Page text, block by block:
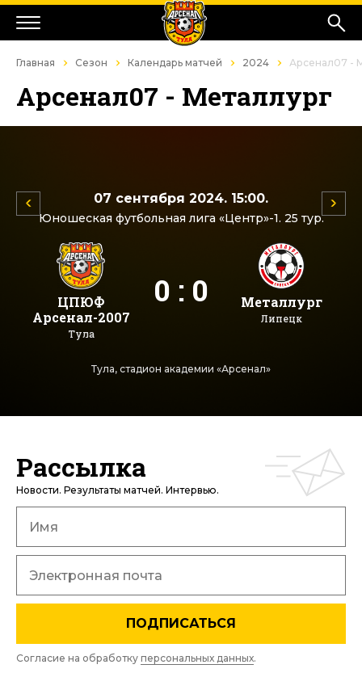
Главная Сезон Календарь матчей 2024 Арсенал07 -
Арсенал07 - Металлург
07 сентября 2024. 15:00.
Юношеская футбольная лига «Центр»-1. 25 тур.
ЦПЮФ
Арсенал-2007
Тула
0 : 0 Металлург
Липецк
Тула, стадион академии «Арсенал»
Рассылка
Новости. Результаты матчей. Интервью.
ПОДПИСАТЬСЯ
Согласие на обработку персональных данных.